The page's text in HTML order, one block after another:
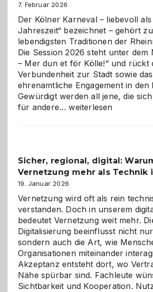
7. Februar 2026
Der Kölner Karneval – liebevoll
Jahreszeit“ bezeichnet – gehört
lebendigsten Traditionen der
Die Session 2026 steht unter dem
– Mer dun et för Kölle!“ und rückt
Verbundenheit zur Stadt sowie das
ehrenamtliche Engagement in den
Gewürdigt werden all jene, die
für andere…Kölner
ein
dreifaches
Alaaf!
weiterlesen
Sicher, regional, digital:
Vernetzung mehr als Technik
19. Januar 2026
Vernetzung wird oft als rein
verstanden. Doch in unserem
bedeutet Vernetzung weit mehr.
Digitalisierung beeinflusst nicht
sondern auch die Art, wie
Organisationen miteinander
Akzeptanz entsteht dort, wo
Nähe spürbar sind. Fachleute
Sichtbarkeit und Kooperation.